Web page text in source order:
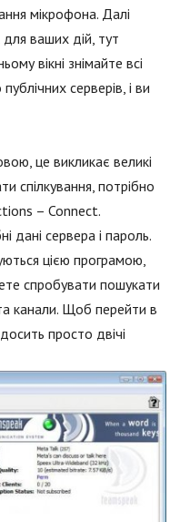
мікрофона. Далі
ваших дій, тут
вікні знімайте всі
серверів, і ви
це викликає великі
спілкування, потрібно
– Connect.
дані сервера і пароль.
цією програмою,
спробувати пошукати
канали. Щоб перейти в
просто двічі